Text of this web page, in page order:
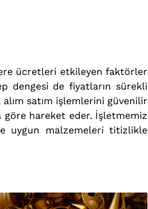
ücretleri etkileyen faktörler
dengesi de fiyatların sürekli
satım işlemlerini güvenilir
hareket eder. İşletmemiz
uygun malzemeleri titizlikle